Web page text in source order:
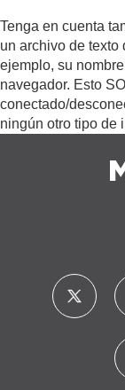
Tenga en cuenta
un archivo de texto
ejemplo, su
navegador. Esto
conectado/
ningún otro tipo de